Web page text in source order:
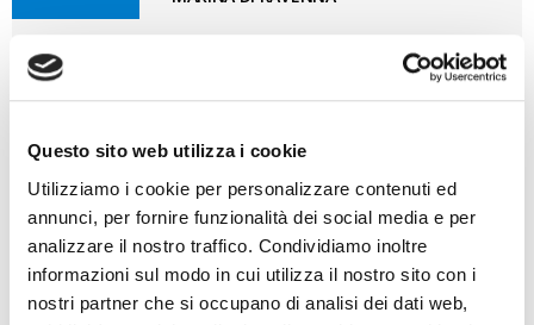
Questo sito web utilizza i cookie
Utilizziamo i cookie per personalizzare contenuti ed
annunci, per fornire funzionalità dei social media e per
analizzare il nostro traffico. Condividiamo inoltre
informazioni sul modo in cui utilizza il nostro sito con i
nostri partner che si occupano di analisi dei dati web,
11-12
OPTISUD 3° TAPPA – MEDITERRANEAN
BLOG OPTI GAN
07/08/2026